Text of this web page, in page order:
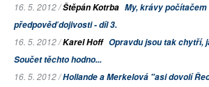
16. 5. 2012 /Štěpán Kotrba My, krávy
předpověď dojivosti - díl 3.
16. 5. 2012 /Karel Hoff Opravdu jsou tak chytří,
Součet těchto hodno...
16. 5. 2012 /Hollande a Merkelová "asi dovolí